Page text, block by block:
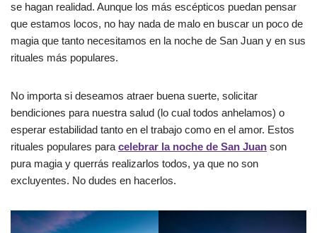
se hagan realidad. Aunque los más escépticos puedan pensar
que estamos locos, no hay nada de malo en buscar un poco de
magia que tanto necesitamos en la noche de San Juan y en sus
rituales más populares.
No importa si deseamos atraer buena suerte, solicitar
bendiciones para nuestra salud (lo cual todos anhelamos) o
esperar estabilidad tanto en el trabajo como en el amor. Estos
rituales populares para celebrar la noche de San Juan son
pura magia y querrás realizarlos todos, ya que no son
excluyentes. No dudes en hacerlos.